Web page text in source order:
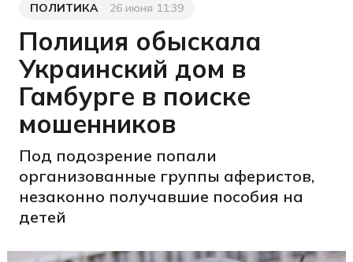
Категория
ПОЛИТИКА
Дата публикации
26 июня 11:39
Полиция обыскала
Украинский дом в
Гамбурге в поиске
мошенников
Под подозрение попали
организованные группы аферистов,
незаконно получавшие пособия на
детей